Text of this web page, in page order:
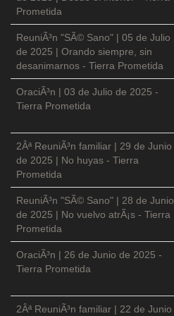
Prometida
ReuniÃ³n "SÃ© Sano" | 05 de Julio
de 2025 | Orando siempre, sin
desanimarnos - Tierra Prometida
OraciÃ³n | 03 de Julio de 2025 -
Tierra Prometida
2Âª ReuniÃ³n familiar | 29 de Junio
de 2025 | No huyas - Tierra
Prometida
ReuniÃ³n "SÃ© Sano" | 28 de Junio
de 2025 | No vuelvo atrÃ¡s - Tierra
Prometida
OraciÃ³n | 26 de Junio de 2025 -
Tierra Prometida
2Âª ReuniÃ³n familiar | 22 de Junio